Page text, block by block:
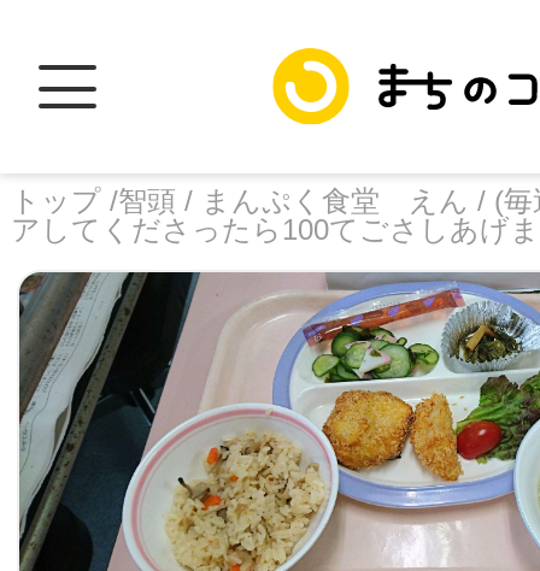
トップ /智頭 / まんぷく食堂 えん / (
アしてくださったら100てごさしあげ
facebook
X
トップ
加盟スポットに